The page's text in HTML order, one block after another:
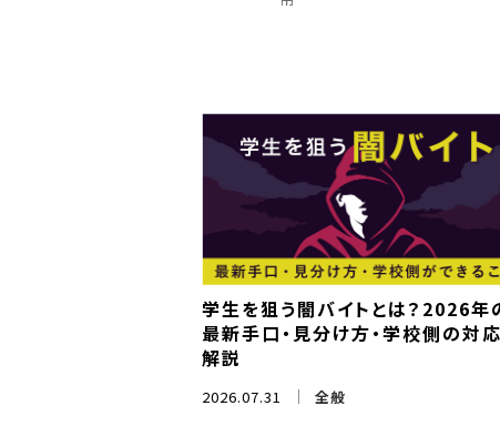
学生を狙う闇バイトとは？2026年
最新手口・見分け方・学校側の対
解説
2026.07.31 全般